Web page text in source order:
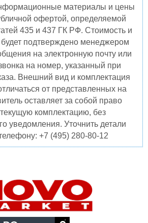
материалы и цены
офертой, определяемой
435 и 437 ГК РФ. Стоимость и
подтверждено менеджером
на электронную почту или
на номер, указанный при
Внешний вид и комплектация
от представленных на
оставляет за собой право
комплектацию, без
уведомления. Уточнить детали
+7 (495) 280-80-12